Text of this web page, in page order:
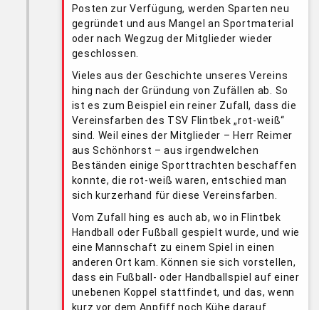
Posten zur Verfügung, werden Sparten neu
gegründet und aus Mangel an Sportmaterial
oder nach Wegzug der Mitglieder wieder
geschlossen.
Vieles aus der Geschichte unseres Vereins
hing nach der Gründung von Zufällen ab. So
ist es zum Beispiel ein reiner Zufall, dass die
Vereinsfarben des TSV Flintbek „rot-weiß“
sind. Weil eines der Mitglieder – Herr Reimer
aus Schönhorst – aus irgendwelchen
Beständen einige Sporttrachten beschaffen
konnte, die rot-weiß waren, entschied man
sich kurzerhand für diese Vereinsfarben.
Vom Zufall hing es auch ab, wo in Flintbek
Handball oder Fußball gespielt wurde, und wie
eine Mannschaft zu einem Spiel in einen
anderen Ort kam. Können sie sich vorstellen,
dass ein Fußball- oder Handballspiel auf einer
unebenen Koppel stattfindet, und das, wenn
kurz vor dem Anpfiff noch Kühe darauf